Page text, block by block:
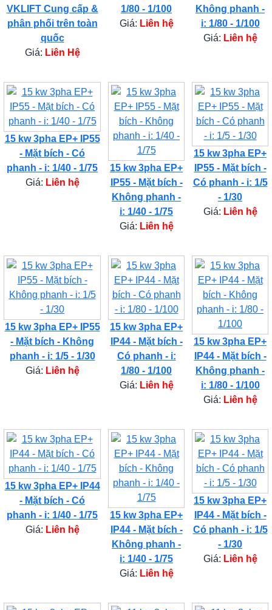
VKLIFT Cung cấp &
phân phối trên toàn
quốc
Giá: Liên Hệ
1/80 - 1/100
Giá: Liên hệ
Không phanh -
i: 1/80 - 1/100
Giá: Liên hệ
15 kw 3pha EP+ IP55
- Mặt bích - Có
phanh - i: 1/40 - 1/75
Giá: Liên hệ
15 kw 3pha EP+
IP55 - Mặt bích -
Không phanh -
i: 1/40 - 1/75
Giá: Liên hệ
15 kw 3pha EP+
IP55 - Mặt bích -
Có phanh - i: 1/5
- 1/30
Giá: Liên hệ
15 kw 3pha EP+ IP55
- Mặt bích - Không
phanh - i: 1/5 - 1/30
Giá: Liên hệ
15 kw 3pha EP+
IP44 - Mặt bích -
Có phanh - i:
1/80 - 1/100
Giá: Liên hệ
15 kw 3pha EP+
IP44 - Mặt bích -
Không phanh -
i: 1/80 - 1/100
Giá: Liên hệ
15 kw 3pha EP+ IP44
- Mặt bích - Có
phanh - i: 1/40 - 1/75
Giá: Liên hệ
15 kw 3pha EP+
IP44 - Mặt bích -
Không phanh -
i: 1/40 - 1/75
Giá: Liên hệ
15 kw 3pha EP+
IP44 - Mặt bích -
Có phanh - i: 1/5
- 1/30
Giá: Liên hệ